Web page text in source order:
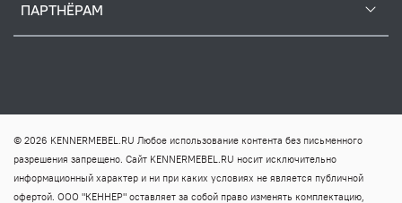
ПАРТНЁРАМ
© 2026 KENNERMEBEL.RU Любое использование контента без письменного
разрешения запрещено. Сайт KENNERMEBEL.RU носит исключительно
информационный характер и ни при каких условиях не является публичной
офертой. ООО "КЕННЕР" оставляет за собой право изменять комплектацию,